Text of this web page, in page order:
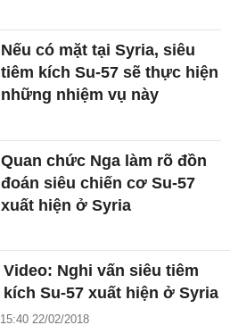
Nếu có mặt tại Syria, siêu
tiêm kích Su-57 sẽ thực hiện
những nhiệm vụ này
Quan chức Nga làm rõ đồn
đoán siêu chiến cơ Su-57
xuất hiện ở Syria
Video: Nghi vấn siêu tiêm
kích Su-57 xuất hiện ở Syria
15:40 22/02/2018